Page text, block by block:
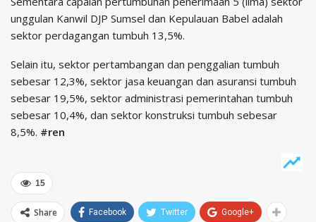
unggulan Kanwil DJP Sumsel dan Kepulauan Babel adalah
sektor perdagangan tumbuh 13,5%.
Selain itu, sektor pertambangan dan penggalian tumbuh
sebesar 12,3%, sektor jasa keuangan dan asuransi tumbuh
sebesar 19,5%, sektor administrasi pemerintahan tumbuh
sebesar 10,4%, dan sektor konstruksi tumbuh sebesar
8,5%. #ren
15
Share Facebook Twitter Google+